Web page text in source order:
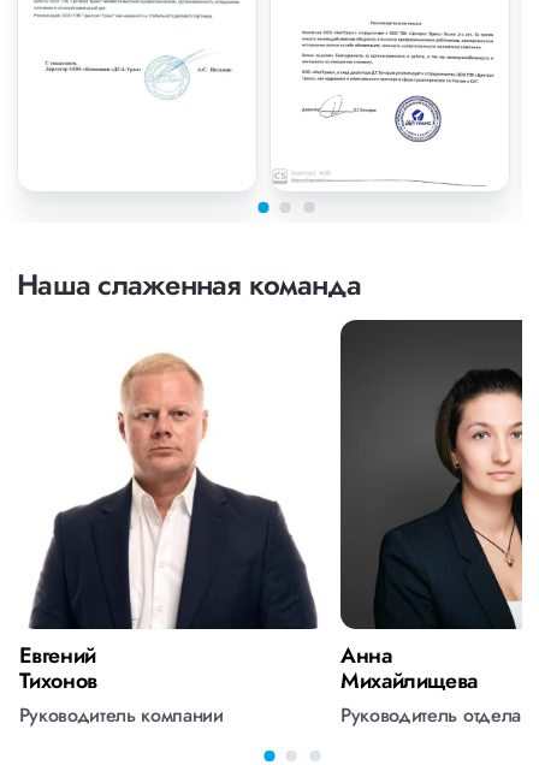
Наша слаженная команда
Евгений
Тихонов
Руководитель компании
Анна
Михайлищева
Руководитель отдела